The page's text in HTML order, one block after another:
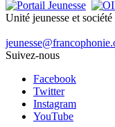
Unité jeunesse et
Suivez-nous
Facebook
Twitter
Instagram
YouTube